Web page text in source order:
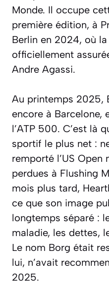
Monde. Il occupe
première édition, à
Berlin en 2024, où
officiellement
Andre Agassi.
Au printemps 2025,
encore à Barcelone,
l’ATP 500. C’est là
sportif le plus net :
remporté l’US Open
perdues à Flushing
mois plus tard,
ce que son image
longtemps séparé :
maladie, les dettes,
Le nom Borg était
lui, n’avait
2025.